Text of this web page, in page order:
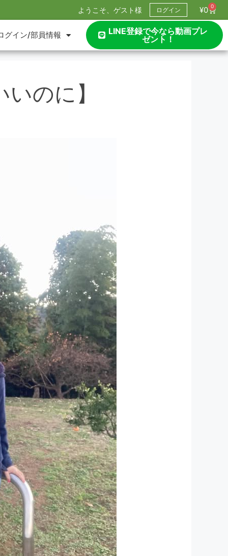
ようこそ、ゲスト様 ログイン ¥0 0
グイン/部員情報
LINE登録で今なら動画プレ
ゼント！
のに】